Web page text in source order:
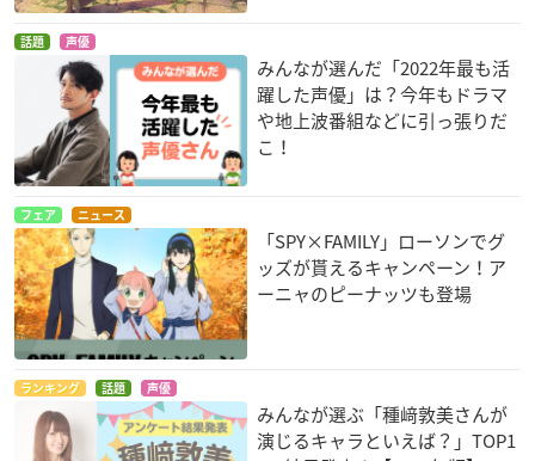
トムトリガー THE A
NIMATION
ムラサキ
鎧塚みぞれ
ポッピンQ
友立小夏
魔法使いの嫁 星待つ
ひと 前篇
羽鳥チセ
話題 声優
みんなが選んだ「2022年最も活
躍した声優」は？今年もドラマ
や地上波番組などに引っ張りだ
こ！
フェア ニュース
「SPY×FAMILY」ローソンでグ
ッズが貰えるキャンペーン！ア
ーニャのピーナッツも登場
ランキング 話題 声優
みんなが選ぶ「種﨑敦美さんが
演じるキャラといえば？」TOP1